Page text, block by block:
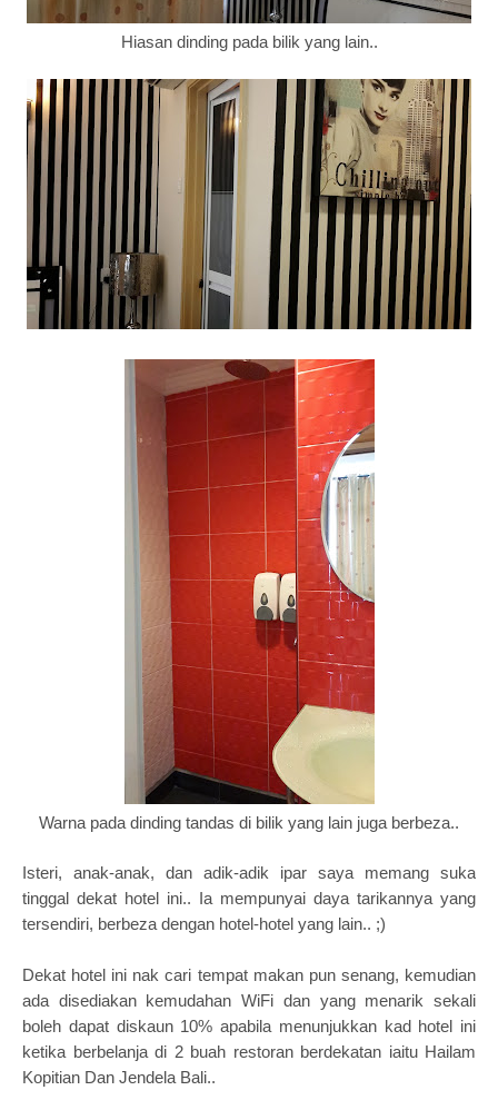
Hiasan dinding pada bilik yang lain..
Warna pada dinding tandas di bilik yang lain juga berbeza..
Isteri, anak-anak, dan adik-adik ipar saya memang suka
tinggal dekat hotel ini.. Ia mempunyai daya tarikannya yang
tersendiri, berbeza dengan hotel-hotel yang lain.. ;)
Dekat hotel ini nak cari tempat makan pun senang, kemudian
ada disediakan kemudahan WiFi dan yang menarik sekali
boleh dapat diskaun 10% apabila menunjukkan kad hotel ini
ketika berbelanja di 2 buah restoran berdekatan iaitu Hailam
Kopitian Dan Jendela Bali..